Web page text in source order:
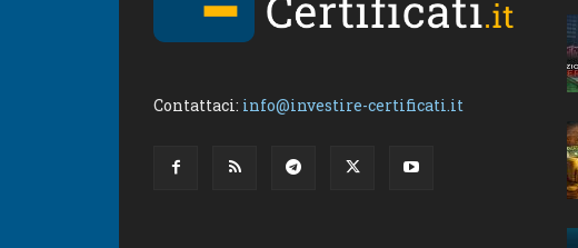
Contattaci: info@investire-certificati.it